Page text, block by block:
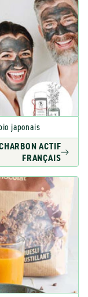
japonais
ACTIF
FRANÇAIS